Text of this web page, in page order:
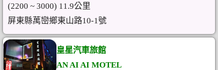
(2200 ~ 3000) 11.9公里
屏東縣萬巒鄉東山路10-1號
皇星汽車旅館
AN AI AI MOTEL